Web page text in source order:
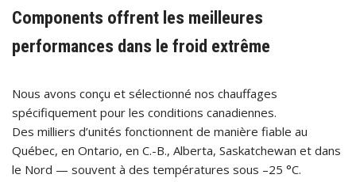
Components offrent les meilleures
performances dans le froid extrême
Nous avons conçu et sélectionné nos chauffages
spécifiquement pour les conditions canadiennes.
Des milliers d’unités fonctionnent de manière fiable au
Québec, en Ontario, en C.-B., Alberta, Saskatchewan et dans
le Nord — souvent à des températures sous –25 °C.